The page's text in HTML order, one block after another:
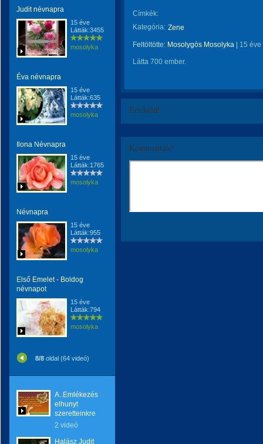
Judit névnapra
15 éve
Látták:3455
mosolyka
Éva névnapra
15 éve
Látták:635
mosolyka
Ilona Névnapra
15 éve
Látták:1765
mosolyka
Névnapra
15 éve
Látták:955
mosolyka
Első Emelet - Boldog
névnapot
15 éve
Látták:794
mosolyka
8/8 oldal (64 videó)
A..Emlékezés
elhunyt
szeretteinkre
2 videó
Halász Judit
Címkék:
Kategória: Zene
Feltöltötte: Mosolygós Mosolyka 15 éve
Látta 700 ember.
Értékeld!
Kommentáld!